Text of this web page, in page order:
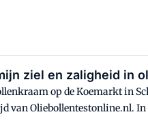
ziel en zaligheid in
op de Koemarkt in
van Oliebollentestonline.nl. In